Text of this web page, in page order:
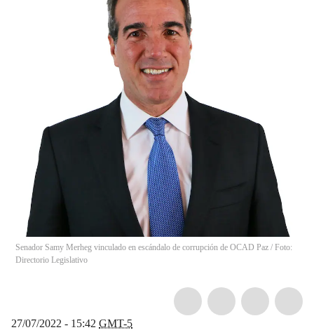
Senador Samy Merheg vinculado en escándalo de corrupción de OCAD Paz / Foto:
Directorio Legislativo
27/07/2022 - 15:42 GMT-5